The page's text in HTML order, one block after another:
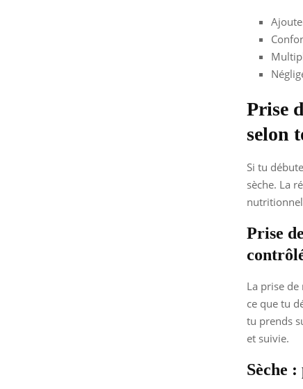
Prise
selon
Si tu
sèche. La
Prise
La prise
ce que tu
tu prends
et suivie.
Sèche